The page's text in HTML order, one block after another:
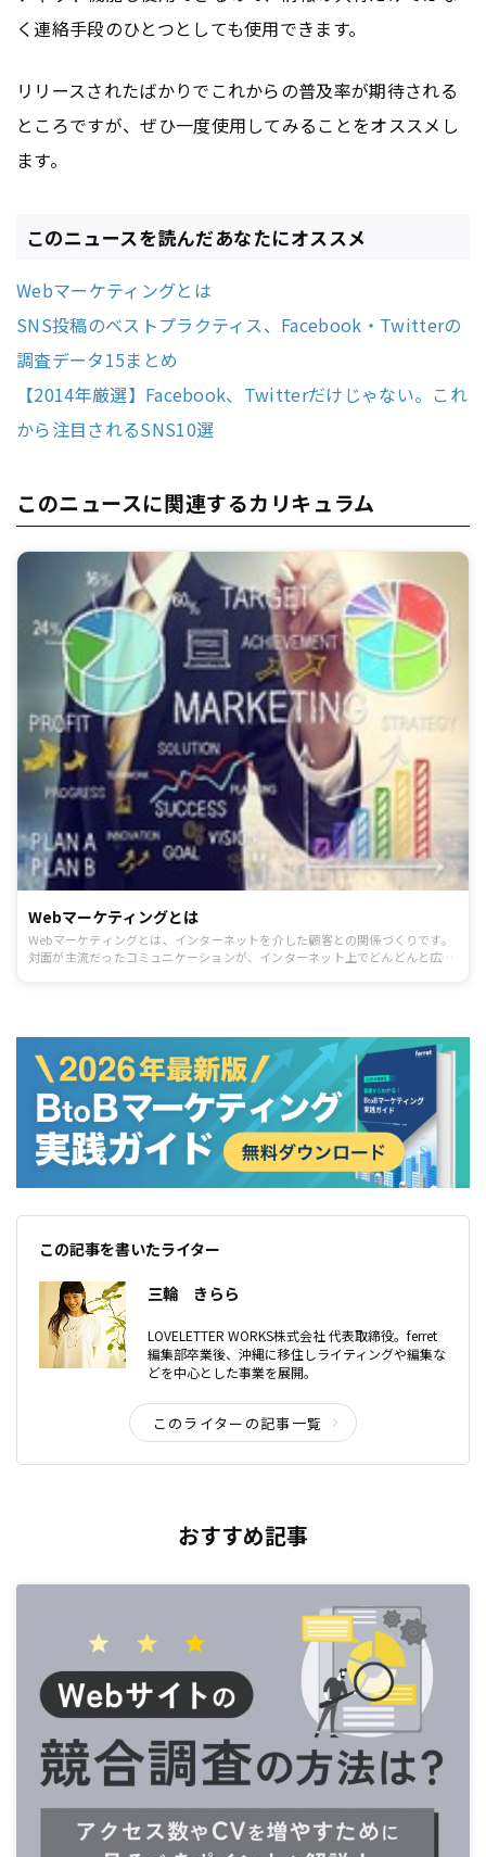
く連絡手段のひとつとしても使用できます。
リリースされたばかりでこれからの普及率が期待される
ところですが、ぜひ一度使用してみることをオススメし
ます。
このニュースを読んだあなたにオススメ
Webマーケティングとは
SNS投稿のベストプラクティス、Facebook・Twitterの
調査データ15まとめ
【2014年厳選】Facebook、Twitterだけじゃない。これ
から注目されるSNS10選
このニュースに関連するカリキュラム
Webマーケティングとは
Webマーケティングとは、インターネットを介した顧客との関係づくりです。
対面が主流だったコミュニケーションが、インターネット上でどんどんと広が
この記事を書いたライター
三輪 きらら
LOVELETTER WORKS株式会社 代表取締役。ferret
編集部卒業後、沖縄に移住しライティングや編集な
どを中心とした事業を展開。
このライターの記事一覧
おすすめ記事